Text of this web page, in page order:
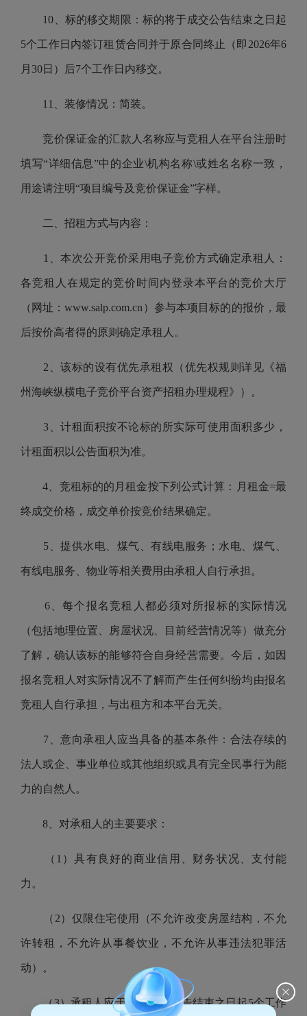
10、标的移交期限：标的将于成交公告结束之日起
5个工作日内签订租赁合同并于原合同终止（即2026年6
月30日）后7个工作日内移交。
11、装修情况：简装。
竞价保证金的汇款人名称应与竞租人在平台注册时
填写“详细信息”中的企业\机构名称\或姓名名称一致，
用途请注明“项目编号及竞价保证金”字样。
二、招租方式与内容：
1、本次公开竞价采用电子竞价方式确定承租人：
各竞租人在规定的竞价时间内登录本平台的竞价大厅
（网址：www.salp.com.cn）参与本项目标的的报价，最
后按价高者得的原则确定承租人。
2、该标的设有优先承租权（优先权规则详见《福
州海峡纵横电子竞价平台资产招租办理规程》）。
3、计租面积按不论标的所实际可使用面积多少，
计租面积以公告面积为准。
4、竞租标的的月租金按下列公式计算：月租金=最
终成交价格，成交单价按竞价结果确定。
5、提供水电、煤气、有线电服务；水电、煤气、
有线电服务、物业等相关费用由承租人自行承担。
6、每个报名竞租人都必须对所报标的实际情况
（包括地理位置、房屋状况、目前经营情况等）做充分
了解，确认该标的能够符合自身经营需要。今后，如因
报名竞租人对实际情况不了解而产生任何纠纷均由报名
竞租人自行承担，与出租方和本平台无关。
7、意向承租人应当具备的基本条件：合法存续的
法人或企、事业单位或其他组织或具有完全民事行为能
力的自然人。
8、对承租人的主要要求：
（1）具有良好的商业信用、财务状况、支付能
力。
（2）仅限住宅使用（不允许改变房屋结构，不允
许转租，不允许从事餐饮业，不允许从事违法犯罪活
动）。
（3）承租人应于竞价成交公告结束之日起5个工作